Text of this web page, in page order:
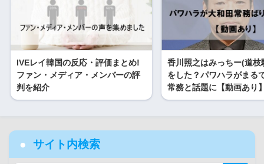
IVEレイ韓国の反応・評価まとめ!
ファン・メディア・メンバーの評
判を紹介
香川照之はみっちー(道枝
をした？パワハラがまる
常務と話題に【動画あり
サイト内検索